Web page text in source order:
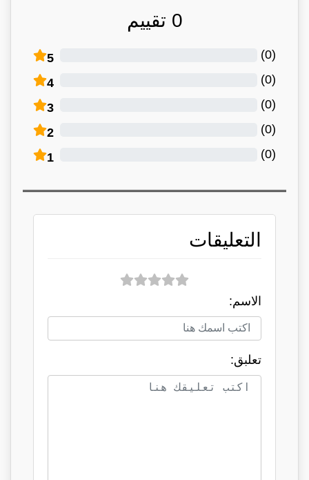
0 تقييم
5 (
0
)
4 (
0
)
3 (
0
)
2 (
0
)
1 (
0
)
التعليقات
الاسم:
تعلبق: